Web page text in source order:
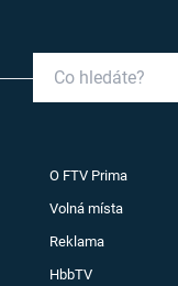
O FTV Prima
Volná místa
Reklama
HbbTV